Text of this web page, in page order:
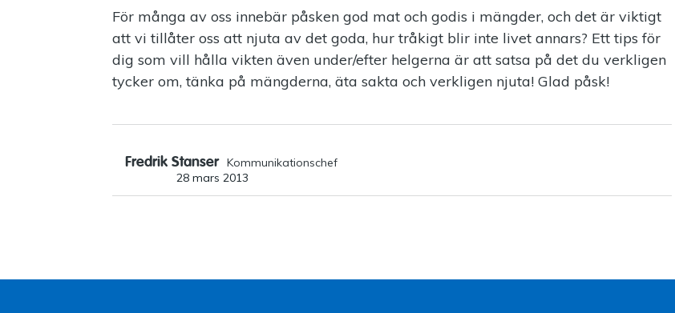
För många av oss innebär påsken god mat och godis i mängder, och det är viktigt
att vi tillåter oss att njuta av det goda, hur tråkigt blir inte livet annars? Ett tips för
dig som vill hålla vikten även under/efter helgerna är att satsa på det du verkligen
tycker om, tänka på mängderna, äta sakta och verkligen njuta! Glad påsk!
Fredrik Stanser Kommunikationschef
28 mars 2013